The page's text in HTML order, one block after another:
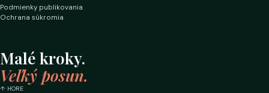
Podmienky publikovania
Ochrana súkromia
Malé kroky.
Veľký posun.
↑ HORE